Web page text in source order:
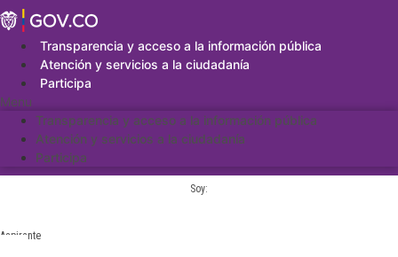
Saltar
al
contenidoTransparencia y acceso a la información pública
Atención y servicios a la ciudadanía
Participa
Menu
Transparencia y acceso a la información pública
Atención y servicios a la ciudadanía
Participa
Soy:
Aspirante